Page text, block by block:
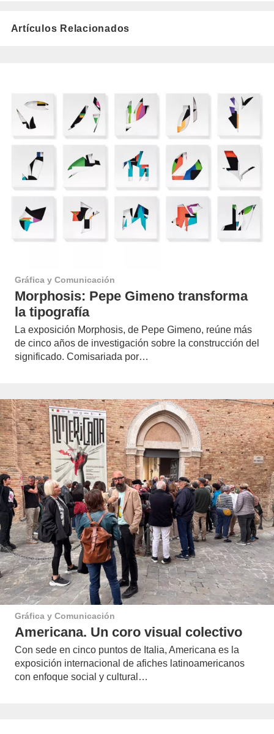
Artículos Relacionados
Gráfica y Comunicación
Morphosis: Pepe Gimeno transforma
la tipografía
La exposición Morphosis, de Pepe Gimeno, reúne más
de cinco años de investigación sobre la construcción del
significado. Comisariada por…
Gráfica y Comunicación
Americana. Un coro visual colectivo
Con sede en cinco puntos de Italia, Americana es la
exposición internacional de afiches latinoamericanos
con enfoque social y cultural…